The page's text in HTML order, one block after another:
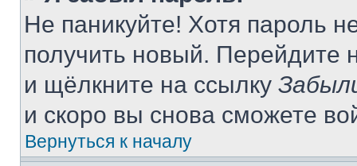
Не паникуйте! Хотя пароль
получить новый. Перейдите
и щёлкните на ссылку
и скоро вы снова сможете
Вернуться к началу